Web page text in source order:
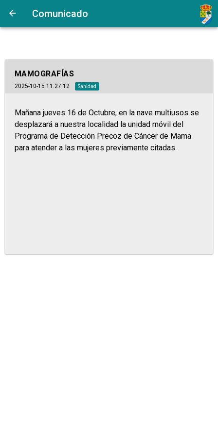
Comunicado
MAMOGRAFÍAS
2025-10-15 11:27:12 Sanidad
Mañana jueves 16 de Octubre, en la nave multiusos se
desplazará a nuestra localidad la unidad móvil del
Programa de Detección Precoz de Cáncer de Mama
para atender a las mujeres previamente citadas.